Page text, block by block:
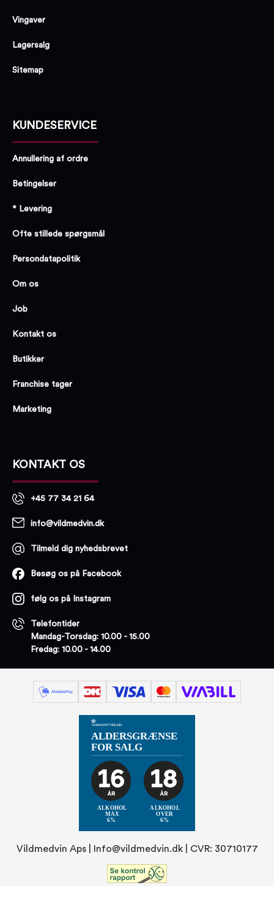
Vingaver
Lagersalg
Sitemap
KUNDESERVICE
Annullering af ordre
Betingelser
* Levering
Ofte stillede spørgsmål
Persondatapolitik
Om os
Job
Kontakt os
Butikker
Franchise tager
Marketing
KONTAKT OS
+45 77 34 21 64
info@vildmedvin.dk
Tilmeld dig nyhedsbrevet
Besøg os på Facebook
følg os på Instagram
Telefontider
Mandag-Torsdag: 10.00 - 15.00
Fredag: 10.00 - 14.00
Vildmedvin Aps | Info@vildmedvin.dk| CVR: 30710177